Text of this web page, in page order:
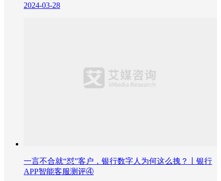
2024-03-28
一言不合就“怼”客户，银行数字人为何这么拽？丨银行
APP智能客服测评④